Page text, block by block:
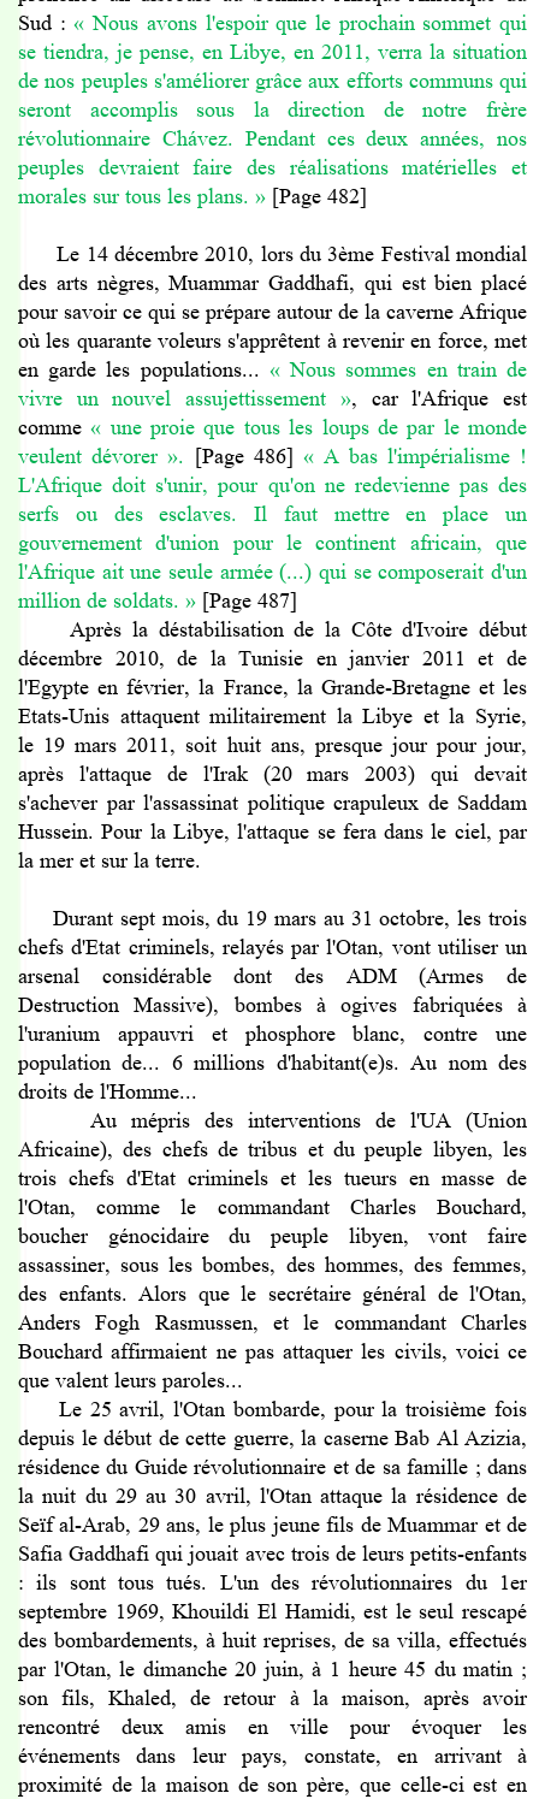
Sud :« Nous avons l'espoir que le prochain sommet qui
se tiendra, je pense, en Libye, en 2011, verra la situation
de nos peuples s'améliorer grâce aux efforts communs qui
seront accomplis sous la direction de notre frère
révolutionnaire Chávez. Pendant ces deux années, nos
peuples devraient faire des réalisations matérielles et
morales sur tous les plans. » [Page 482]
Le 14 décembre 2010, lors du 3ème Festival mondial
des arts nègres, Muammar Gaddhafi, qui est bien placé
pour savoir ce qui se prépare autour de la caverne Afrique
où les quarante voleurs s'apprêtent à revenir en force, met
en garde les populations... « Nous sommes en train de
vivre un nouvel assujettissement », car l'Afrique est
comme« une proie que tous les loups de par le monde
veulent dévorer». [Page 486]« A bas l'impérialisme !
L'Afrique doit s'unir, pour qu'on ne redevienne pas des
serfs ou des esclaves. Il faut mettre en place un
gouvernement d'union pour le continent africain, que
l'Afrique ait une seule armée (...) qui se composerait d'un
million de soldats. » [Page 487]
Après la déstabilisation de la Côte d'Ivoire début
décembre 2010, de la Tunisie en janvier 2011 et de
l'Egypte en février, la France, la Grande-Bretagne et les
Etats-Unis attaquent militairement la Libye et la Syrie,
le 19 mars 2011, soit huit ans, presque jour pour jour,
après l'attaque de l'Irak (20 mars 2003) qui devait
s'achever par l'assassinat politique crapuleux de Saddam
Hussein.Pour la Libye, l'attaque se fera dans le ciel, par
la mer et sur la terre.
Durant sept mois, du 19 mars au 31 octobre, les trois
chefs d'Etat criminels, relayés par l'Otan, vont utiliser un
arsenal considérable dont des ADM (Armes de
Destruction Massive), bombes à ogives fabriquées à
l'uranium appauvri et phosphore blanc, contre une
population de... 6 millions d'habitant(e)s. Au nom des
droits de l'Homme...
Au mépris des interventions de l'UA (Union
Africaine), des chefs de tribus et du peuple libyen, les
trois chefs d'Etat criminels et les tueurs en masse de
l'Otan, comme le commandant Charles Bouchard,
boucher génocidaire du peuple libyen, vont faire
assassiner, sous les bombes, des hommes, des femmes,
des enfants. Alors que le secrétaire général de l'Otan,
Anders Fogh Rasmussen, et le commandant Charles
Bouchardaffirmaient ne pas attaquer les civils, voici ce
que valent leurs paroles...
Le 25 avril, l'Otan bombarde, pour la troisième fois
depuis le début de cette guerre, la caserne Bab Al Azizia,
résidence du Guide révolutionnaire et de sa famille ; dans
la nuit du 29 au 30 avril, l'Otan attaque la résidence de
Seïf al-Arab, 29 ans, le plus jeune fils de Muammar et de
Safia Gaddhafi qui jouait avec trois de leurs petits-enfants
: ils sont tous tués. L'un des révolutionnaires du 1er
septembre 1969, Khouildi El Hamidi, est le seul rescapé
des bombardements, à huit reprises, de sa villa, effectués
par l'Otan, le dimanche 20 juin, à 1 heure 45 du matin ;
son fils, Khaled, de retour à la maison, après avoir
rencontré deux amis en ville pour évoquer les
événements dans leur pays, constate, en arrivant à
proximité de la maison de son père, que celle-ci est en